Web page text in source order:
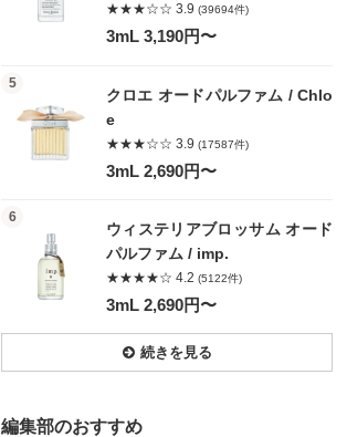
★★★☆☆ 3.9 (39694件)
3mL 3,190円〜
クロエ オードパルファム / Chlo
e
★★★☆☆ 3.9 (17587件)
3mL 2,690円〜
5
ウィステリアブロッサム オード
パルファム / imp.
★★★★☆ 4.2 (5122件)
3mL 2,690円〜
6
続きを見る
編集部のおすすめ